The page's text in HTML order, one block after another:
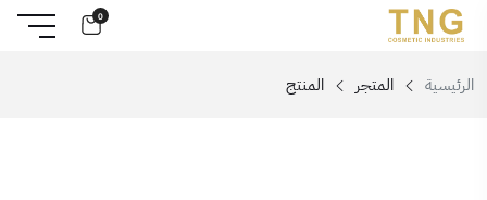
0
الرئيسية المتجر المنتج